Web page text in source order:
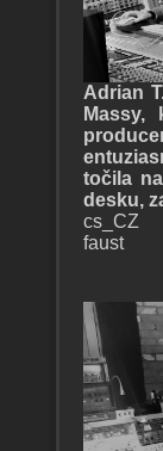
Adrian
Massy,
točila
desku,
cs_CZ
faust